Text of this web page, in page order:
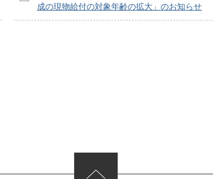
成の現物給付の対象年齢の拡大」のお知らせ